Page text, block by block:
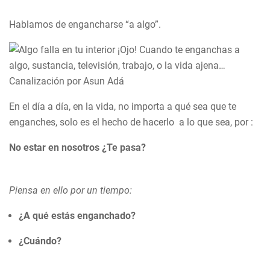
Hablamos de engancharse “a algo”.
En el día a día, en la vida, no importa a qué sea que te
enganches, solo es el hecho de hacerlo a lo que sea, por :
No estar en nosotros ¿Te pasa?
Piensa en ello por un tiempo:
¿A qué estás enganchado?
¿Cuándo?